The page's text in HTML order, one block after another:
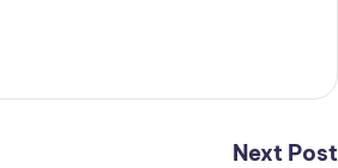
Next Post